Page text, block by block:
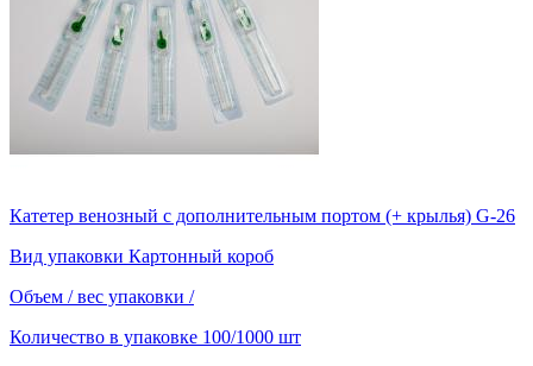
Катетер венозный с дополнительным портом (+ крылья) G-26
Вид упаковки Картонный короб
Объем / вес упаковки /
Количество в упаковке 100/1000 шт